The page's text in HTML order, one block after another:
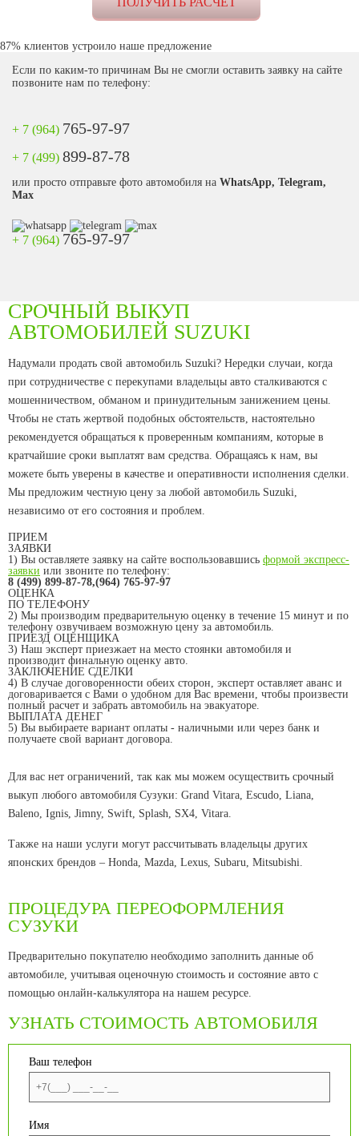
87% клиентов устроило наше предложение
Если по каким-то причинам Вы не смогли оставить заявку на сайте
позвоните нам по телефону:
+ 7 (964) 765-97-97
+ 7 (499) 899-87-78
или просто отправьте фото автомобиля на WhatsApp, Telegram,
Max
+ 7 (964) 765-97-97
СРОЧНЫЙ ВЫКУП
АВТОМОБИЛЕЙ SUZUKI
Надумали продать свой автомобиль Suzuki? Нередки случаи, когда
при сотрудничестве с перекупами владельцы авто сталкиваются с
мошенничеством, обманом и принудительным занижением цены.
Чтобы не стать жертвой подобных обстоятельств, настоятельно
рекомендуется обращаться к проверенным компаниям, которые в
кратчайшие сроки выплатят вам средства. Обращаясь к нам, вы
можете быть уверены в качестве и оперативности исполнения сделки.
Мы предложим честную цену за любой автомобиль Suzuki,
независимо от его состояния и проблем.
ПРИЕМ
ЗАЯВКИ
1) Вы оставляете заявку на сайте воспользовавшись формой экспресс-
заявки или звоните по телефону:
8 (499) 899-87-78,(964) 765-97-97
ОЦЕНКА
ПО ТЕЛЕФОНУ
2) Мы производим предварительную оценку в течение 15 минут и по
телефону озвучиваем возможную цену за автомобиль.
ПРИЕЗД ОЦЕНЩИКА
3) Наш эксперт приезжает на место стоянки автомобиля и
производит финальную оценку авто.
ЗАКЛЮЧЕНИЕ СДЕЛКИ
4) В случае договоренности обеих сторон, эксперт оставляет аванс и
договаривается с Вами о удобном для Вас времени, чтобы произвести
полный расчет и забрать автомобиль на эвакуаторе.
ВЫПЛАТА ДЕНЕГ
5) Вы выбираете вариант оплаты - наличными или через банк и
получаете свой вариант договора.
Для вас нет ограничений, так как мы можем осуществить срочный
выкуп любого автомобиля Сузуки: Grand Vitara, Escudo, Liana,
Baleno, Ignis, Jimny, Swift, Splash, SX4, Vitara.
Также на наши услуги могут рассчитывать владельцы других
японских брендов – Honda, Mazda, Lexus, Subaru, Mitsubishi.
ПРОЦЕДУРА ПЕРЕОФОРМЛЕНИЯ
СУЗУКИ
Предварительно покупателю необходимо заполнить данные об
автомобиле, учитывая оценочную стоимость и состояние авто с
помощью онлайн-калькулятора на нашем ресурсе.
УЗНАТЬ СТОИМОСТЬ АВТОМОБИЛЯ
Ваш телефон
Имя